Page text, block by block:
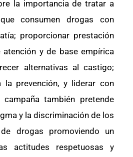
la importancia de tratar a
consumen drogas con
proporcionar prestación
y de base empírica
alternativas al castigo;
la prevención, y liderar con
también pretende
y la discriminación de los
drogas promoviendo un
actitudes respetuosas y